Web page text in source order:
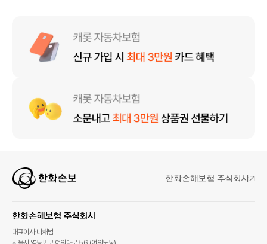
대표이사 나채범